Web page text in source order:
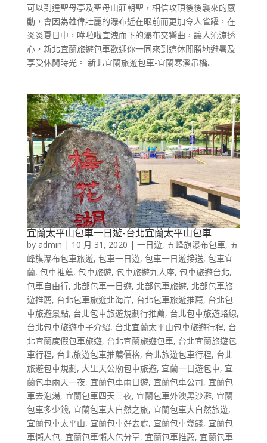
可以到達聖母亭及聖母山莊朝聖，相信攻頂後後襲來的感
動，會因為雄偉壯麗的瀑布近在眼前而更加令人雀躍，在
炎炎夏日中，嘩啦啦宣洩而下的瀑布交響曲，讓人沁涼透
心，新北宜蘭旅遊包車歡迎你一同來到這休閒勝地避暑及
享受休閒時光。 新北宜蘭旅遊包車-宜蘭寒溪吊橋...
宜蘭太平山包車一日遊-台北宜蘭太平山包車
by admin | 10 月 31, 2020 | 一日遊, 五峰旗瀑布包車, 五
峰旗瀑布包車旅遊, 包車一日遊, 包車一日遊接送, 包車宜
蘭, 包車推薦, 包車旅遊, 包車旅遊九人座, 包車旅遊台北,
包車自由行, 北部包車一日遊, 北部包車旅遊, 北部包車旅
遊推薦, 台北包車旅遊北海岸, 台北包車旅遊推薦, 台北包
車旅遊景點, 台北包車旅遊規劃行推薦, 台北包車旅遊路線,
台北包車旅遊車子介紹, 台北宜蘭太平山包車旅遊行程, 台
北宜蘭度假包車旅遊, 台北宜蘭旅遊包車, 台北宜蘭旅遊包
車行程, 台北旅遊包車推薦價格, 台北旅遊包車行程, 台北
旅遊包車規劃, 大里天公廟包車旅遊, 宜蘭一日遊包車, 宜
蘭包車兩天一夜, 宜蘭包車兩日遊, 宜蘭包車公司, 宜蘭包
車去泡湯, 宜蘭包車四天三夜, 宜蘭包車外澳黑沙灘, 宜蘭
包車多少錢, 宜蘭包車大自然之旅, 宜蘭包車大自然旅遊,
宜蘭包車太平山, 宜蘭包車好去處, 宜蘭包車幾錢, 宜蘭包
車懶人包, 宜蘭包車懶人包分享, 宜蘭包車推薦, 宜蘭包車